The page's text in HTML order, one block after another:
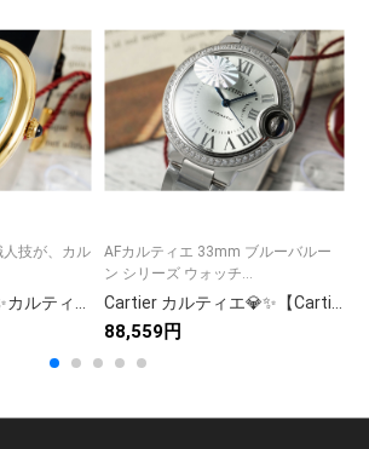
人技が、カル
AFカルティエ 33mm ブルーバルー
ン シリーズ ウォッチ...
88,559円